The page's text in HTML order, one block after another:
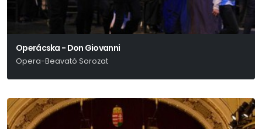
Operácska - Don Giovanni
Opera-Beavató Sorozat